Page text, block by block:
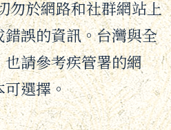
勿於網路和社群網站上
誤的資訊。台灣與全
請參考疾管署的網
可選擇。